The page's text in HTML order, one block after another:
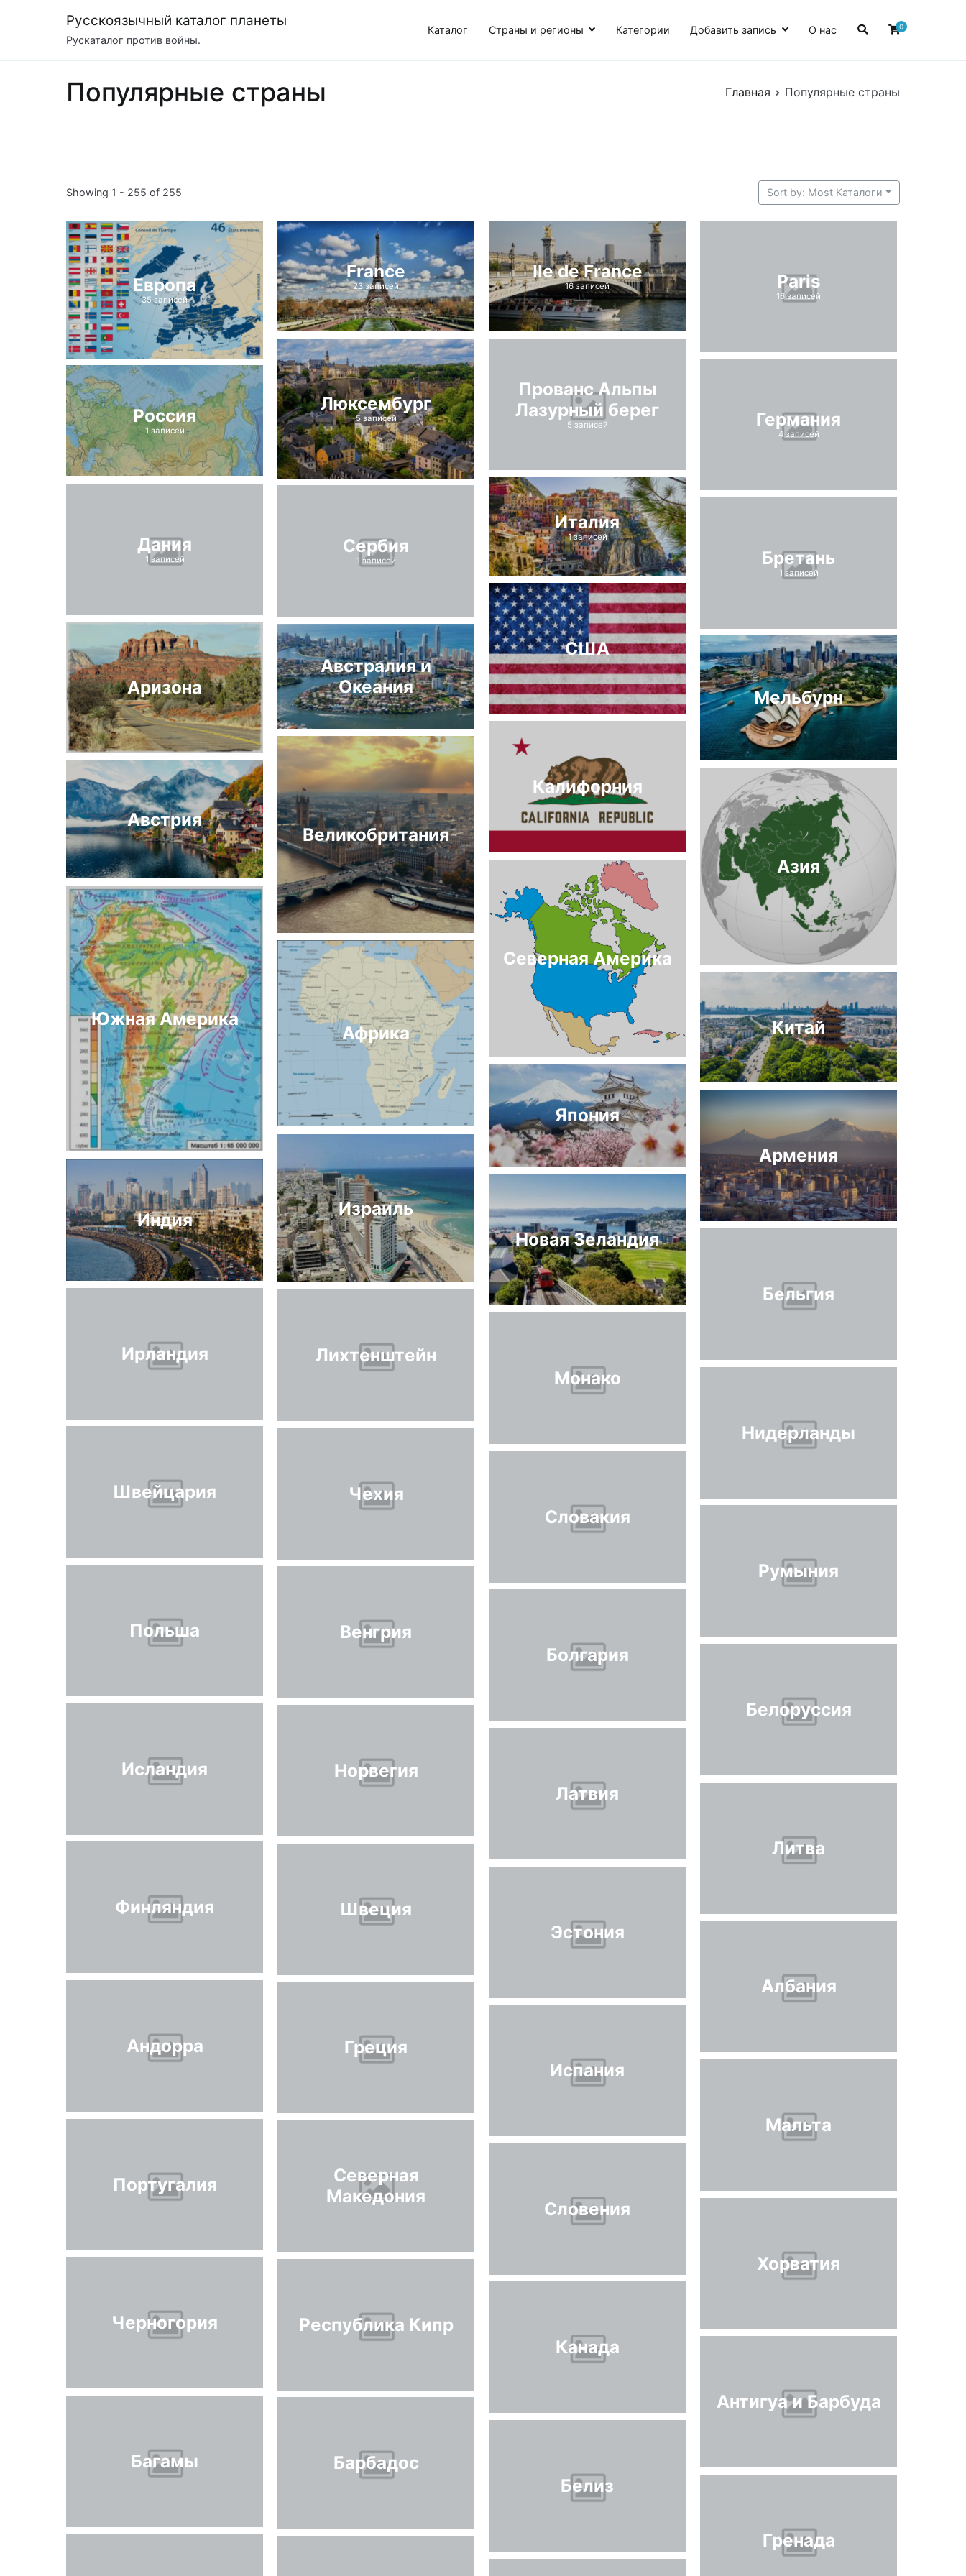
содержимому
Русскоязычный каталог планеты
Рускаталог против войны.
Каталог Страны и регионы Категории Добавить запись О нас 0
Популярные страны Главная Популярные страны
Showing 1 - 255 of 255 Sort by: Most Каталоги
Европа
35 записей
France
23 записей
Ile de France
16 записей Paris
16 записей
Люксембург
5 записей
Прованс Альпы
Лазурный берег
5 записей Германия
4 записей
Россия
1 записей
Италия
1 записей
Дания
1 записей
Сербия
1 записей Бретань
1 записей
США
Аризона
Австралия и
Океания
Мельбурн
Калифорния
Великобритания
Австрия
Азия
Северная Америка
Южная Америка
Африка Китай
Япония
Армения
Израиль
Индия
Новая Зеландия
Бельгия
Ирландия
Лихтенштейн
Монако
Нидерланды
Швейцария
Чехия
Словакия
Румыния
Польша
Венгрия
Болгария
Белоруссия
Исландия
Норвегия
Латвия
Литва
Финляндия
Швеция
Эстония
Албания
Андорра
Греция
Испания
Мальта
Португалия
Северная
Македония
Словения
Хорватия
Черногория
Республика Кипр
Канада
Антигуа и Барбуда
Багамы
Барбадос
Белиз
Гренада